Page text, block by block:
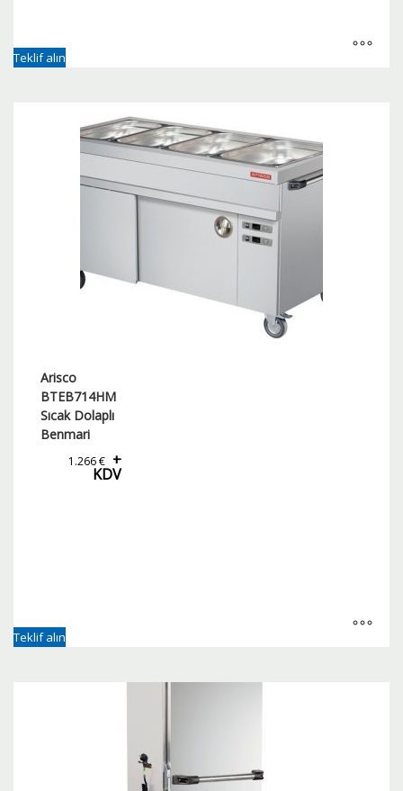
Teklif alın
Arisco
BTEB714HM
Sıcak Dolaplı
Benmari
1.266€ +
KDV
Teklif alın